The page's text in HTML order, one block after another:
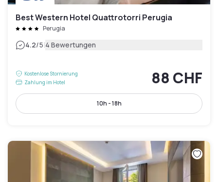
Best Western Hotel Quattrotorri Perugia
Perugia
4.2/5|4 Bewertungen
Kostenlose Stornierung
Zahlung im Hotel
88 CHF
10h - 18h